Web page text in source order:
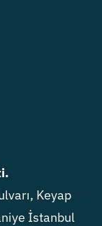
Keyap
İstanbul